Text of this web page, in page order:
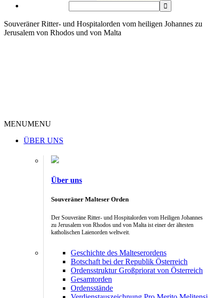
Souveräner Ritter- und Hospitalorden vom heiligen Johannes zu
Jerusalem von Rhodos und von Malta
MENUMENU
ÜBER UNS
Über uns
Souveräner Malteser Orden
Der Souveräne Ritter- und Hospitalorden vom Heiligen Johannes
zu Jerusalem von Rhodos und von Malta ist einer der ältesten
katholischen Laienorden weltweit.
Geschichte des Malteserordens
Botschaft bei der Republik Österreich
Ordensstruktur Großpriorat von Österreich
Gesamtorden
Ordensstände